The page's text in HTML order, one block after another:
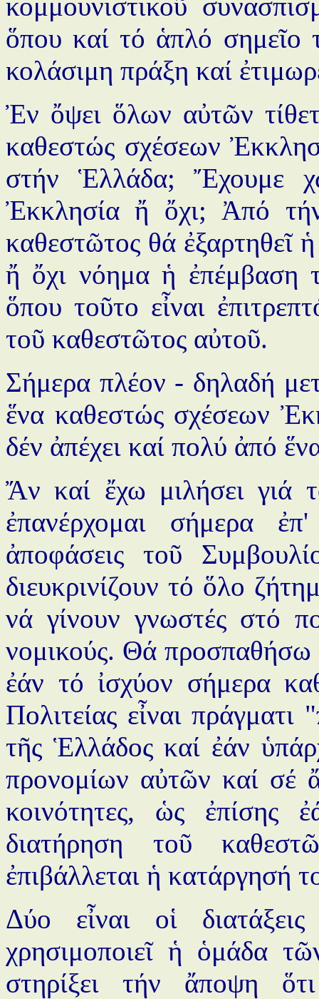
ὅπου καί τό ἁπλό σημεῖο
κολάσιμη πράξη καί
Ἐν ὄψει ὅλων αὐτῶν
καθεστώς σχέσεων
στήν Ἑλλάδα; Ἔχουμε
Ἐκκλησία ἤ ὄχι; Ἀπό
καθεστῶτος θά ἐξαρτηθεῖ
ἤ ὄχι νόημα ἡ ἐπέμβαση
ὅπου τοῦτο εἶναι
τοῦ καθεστῶτος αὐτοῦ.
Σήμερα πλέον - δηλαδή
ἕνα καθεστώς σχέσεων
δέν ἀπέχει καί πολύ ἀπό
Ἄν καί ἔχω μιλήσει γιά
ἐπανέρχομαι σήμερα
ἀποφάσεις τοῦ
διευκρινίζουν τό ὅλο
νά γίνουν γνωστές στό
νομικούς. Θά
ἐάν τό ἰσχύον σήμερα
Πολιτείας εἶναι
τῆς Ἑλλάδος καί ἐάν
προνομίων αὐτῶν καί σέ
κοινότητες, ὡς ἐπίσης
διατήρηση τοῦ
ἐπιβάλλεται ἡ κατάργησή
Δύο εἶναι οἱ
χρησιμοποιεῖ ἡ ὁμάδα
στηρίξει τήν ἄποψη